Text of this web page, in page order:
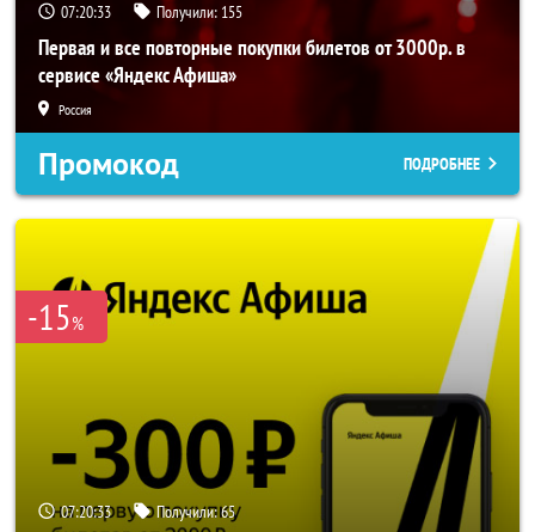
07:20:31 Получили: 155
Первая и все повторные покупки билетов от 3000р. в
сервисе «Яндекс Афиша»
Россия
Промокод ПОДРОБНЕЕ
-15%
07:20:31 Получили:65